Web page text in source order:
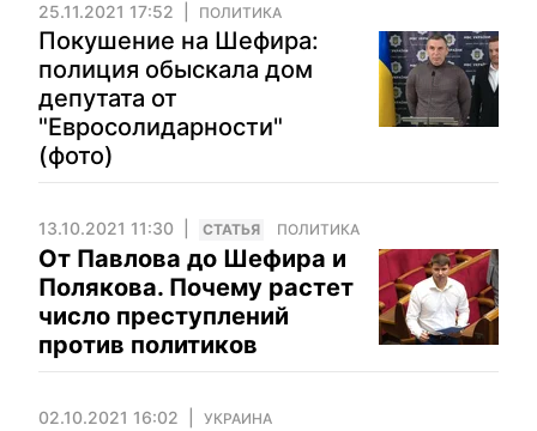
25.11.2021 17:52 ПОЛИТИКА
Покушение на Шефира:
полиция обыскала дом
депутата от
"Евросолидарности"
(фото)
13.10.2021 11:30 CТАТЬЯ ПОЛИТИКА
От Павлова до Шефира и
Полякова. Почему растет
число преступлений
против политиков
02.10.2021 16:02 УКРАИНА